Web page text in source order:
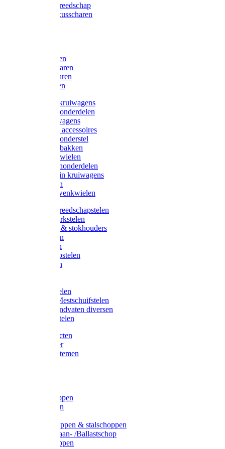
Klussen gereedschap
Gras & buxusscharen
Snoeischaren
Heggenscharen
Takkenscharen
Snoeimessen
Landbouwkruiwagens
Kruiwagenonderdelen
Bouwkruiwagens
Kruiwagen accessoires
Kruiwagenonderstel
Kruiwagenbakken
Kruiwagenwielen
Steekwagenonderdelen
Huis en Tuin kruiwagens
Steekwagen
Bok- en Zwenkwielen
Overige gereedschapstelen
Bezem-/Harkstelen
Handvaten & stokhouders
Hamerstelen
Spadestelen
Graanschopstelen
Schopstelen
Gardena stelen
Sneeuw- /Mestschuifstelen
Stelen / Handvaten diversen
Telescoopstelen
Tuin producten
Fruitplukker
Ophangsystemen
Betonschoppen
Schepbatsen
Ballastschoppen & stalschoppen
Slijtsrip Graan- /Ballastschop
Graanschoppen